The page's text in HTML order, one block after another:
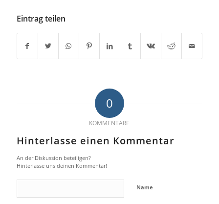
Eintrag teilen
0
KOMMENTARE
Hinterlasse einen Kommentar
An der Diskussion beteiligen?
Hinterlasse uns deinen Kommentar!
Name